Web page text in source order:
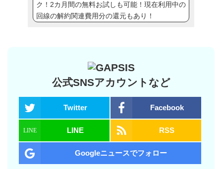
ク！2カ月間の無料お試しも可能！現在利用中の
回線の解約関連費用分の還元もあり！
公式SNSアカウントなど
Twitter Facebook
LINE RSS
Googleニュースでフォロー